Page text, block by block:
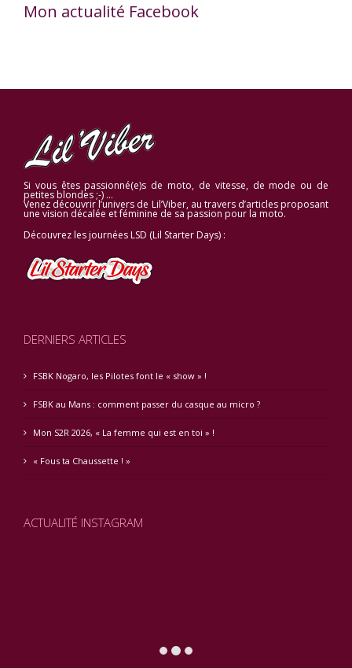
Mon actualité Facebook
Si vous êtes passionné(e)s de moto, de vitesse, de mode ou de
petites blondes ;-) …
Venez découvrir l’univers de Lil’Viber, au travers d’articles proposant
une vision décalée et féminine de sa passion pour la moto.
Découvrez les journées LSD (Lil Starter Days) :
DERNIERS ARTICLES
FSBK Nogaro, les Pilotes font le « show » !
FSBK au Mans : comment passer du casque au micro ?
Mon S2R 2026, « La femme qui est en toi » !
« Fous ta Chaussette ! »
ACTUALITÉ INSTAGRAM